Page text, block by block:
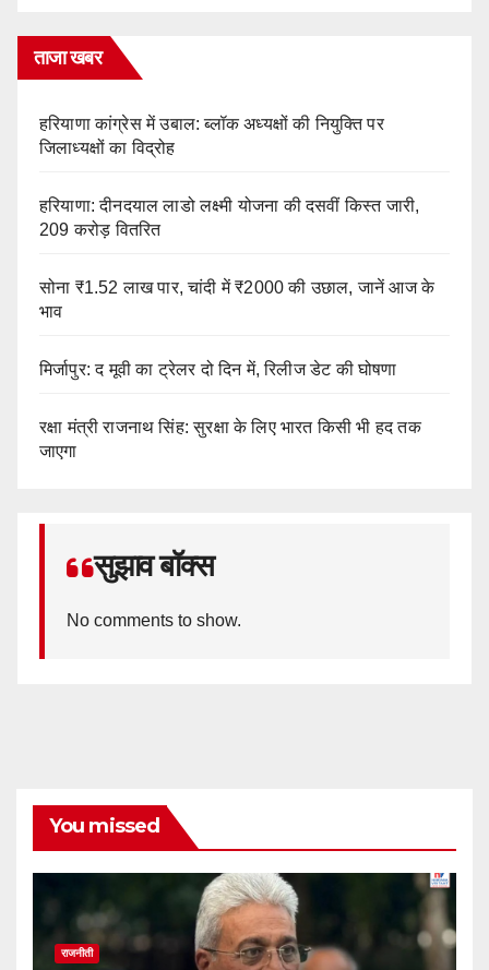
ताजा खबर
हरियाणा कांग्रेस में उबाल: ब्लॉक अध्यक्षों की नियुक्ति पर
जिलाध्यक्षों का विद्रोह
हरियाणा: दीनदयाल लाडो लक्ष्मी योजना की दसवीं किस्त जारी,
209 करोड़ वितरित
सोना ₹1.52 लाख पार, चांदी में ₹2000 की उछाल, जानें आज के
भाव
मिर्जापुर: द मूवी का ट्रेलर दो दिन में, रिलीज डेट की घोषणा
रक्षा मंत्री राजनाथ सिंह: सुरक्षा के लिए भारत किसी भी हद तक
जाएगा
सुझाव बॉक्स
No comments to show.
You missed
राजनीती